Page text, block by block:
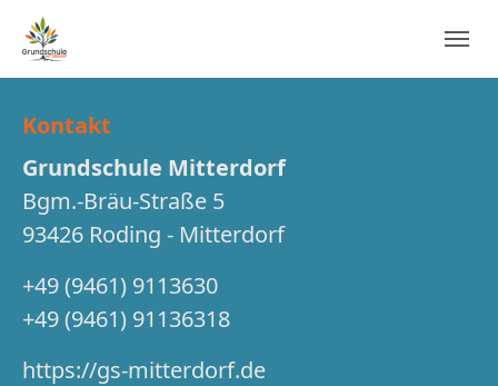
Zur Hauptnavigation springen
Zum Hauptinhalt springen
Zum Seitenfußspringen
Kontakt
Grundschule Mitterdorf
Bgm.-Bräu-Straße 5
93426 Roding - Mitterdorf
+49 (9461) 9113630
+49 (9461) 91136318
https://gs-mitterdorf.de